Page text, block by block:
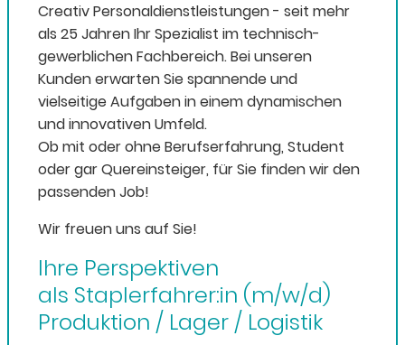
Creativ Personaldienstleistungen - seit mehr
als 25 Jahren Ihr Spezialist im technisch-
gewerblichen Fachbereich. Bei unseren
Kunden erwarten Sie spannende und
vielseitige Aufgaben in einem dynamischen
und innovativen Umfeld.
Ob mit oder ohne Berufserfahrung, Student
oder gar Quereinsteiger, für Sie finden wir den
passenden Job!
Wir freuen uns auf Sie!
Ihre Perspektiven
als Staplerfahrer:in (m/w/d)
Produktion / Lager / Logistik